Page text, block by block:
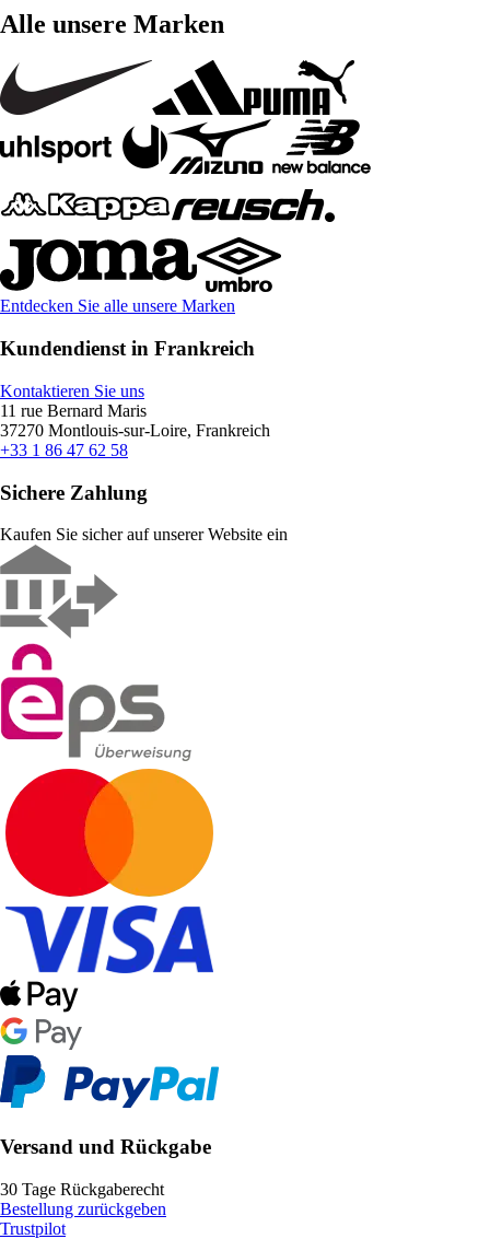
Alle unsere Marken
Entdecken Sie alle unsere Marken
Kundendienst in Frankreich
Kontaktieren Sie uns
11 rue Bernard Maris
37270 Montlouis-sur-Loire, Frankreich
+33 1 86 47 62 58
Sichere Zahlung
Kaufen Sie sicher auf unserer Website ein
Versand und Rückgabe
30 Tage Rückgaberecht
Bestellung zurückgeben
Trustpilot